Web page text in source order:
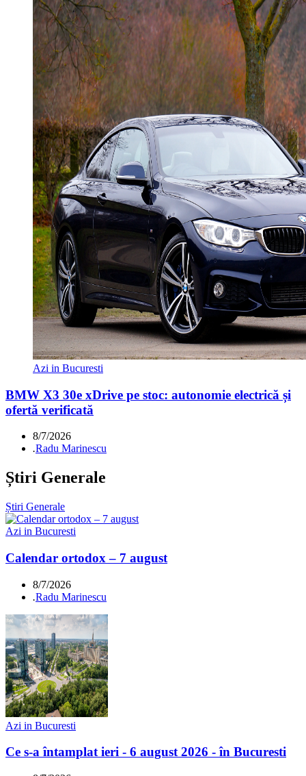
Azi in Bucuresti
BMW X3 30e xDrive pe stoc: autonomie electrică și
ofertă verificată
8/7/2026
.Radu Marinescu
Știri Generale
Știri Generale
Azi in Bucuresti
Calendar ortodox – 7 august
8/7/2026
.Radu Marinescu
Azi in Bucuresti
Ce s-a întamplat ieri - 6 august 2026 - în Bucuresti